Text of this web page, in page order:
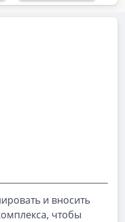
и вносить
чтобы